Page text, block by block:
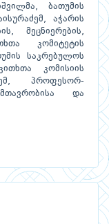
ბათუმის
აჭარის
მეცნიერების,
კომიტეტის
საკრებულოს
კომისიის
პროფესორ-
და